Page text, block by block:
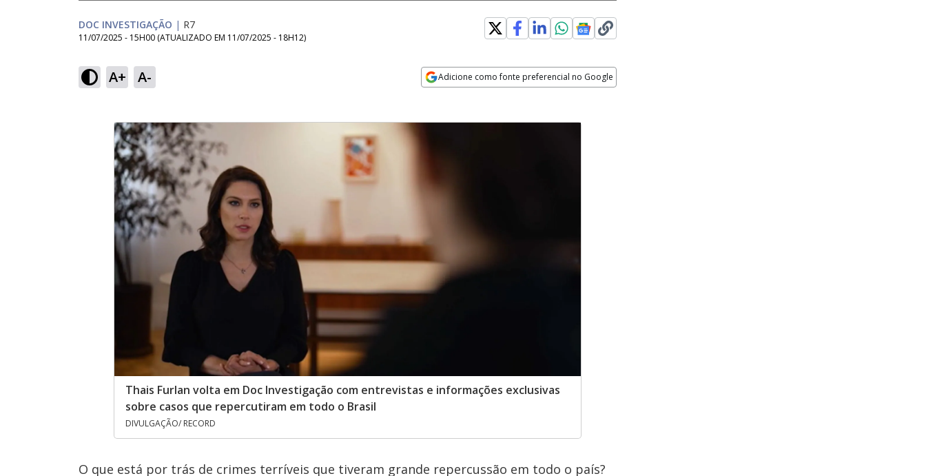
DOC INVESTIGAÇÃO | R7
11/07/2025 - 15H00 (ATUALIZADO EM 11/07/2025 - 18H12)
A+ A- Adicione como fonte preferencial no Google
Thais Furlan volta em Doc Investigação com entrevistas e informações exclusivas
sobre casos que repercutiram em todo o Brasil
DIVULGAÇÃO/ RECORD
O que está por trás de crimes terríveis que tiveram grande repercussão em todo o país?